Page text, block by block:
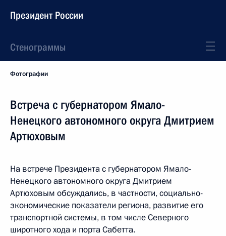
Президент России
Стенограммы
Фотографии
Встреча с губернатором Ямало-
Ненецкого автономного округа Дмитрием
Артюховым
На встрече Президента с губернатором Ямало-
Ненецкого автономного округа Дмитрием
Артюховым обсуждались, в частности, социально-
экономические показатели региона, развитие его
транспортной системы, в том числе Северного
широтного хода и порта Сабетта.